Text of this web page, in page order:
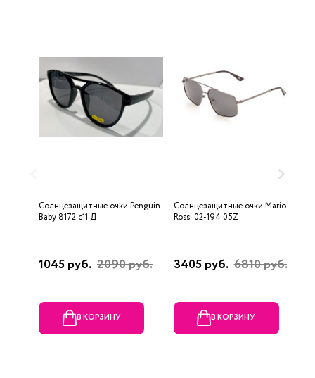
Солнцезащитные очки Penguin
Baby 8172 c11 Д
1045 руб. 2090 руб.
В КОРЗИНУ
Солнцезащитные очки Mario
Rossi 02-194 05Z
3405 руб. 6810 руб.
В КОРЗИНУ